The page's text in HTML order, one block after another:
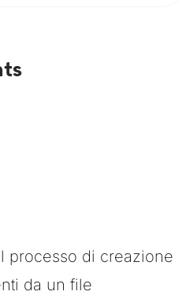
processo di creazione
da un file